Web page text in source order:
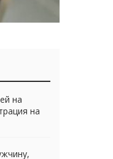
на
на